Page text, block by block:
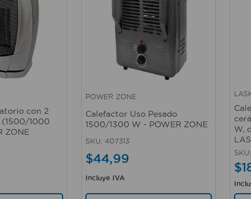
con 2
(1500/1000
ZONE
Vista rápida
POWER ZONE
Calefactor Uso Pesado
1500/1300 W - POWER ZONE
SKU: 407313
$44,99
Incluye IVA
W,
SKU:
$